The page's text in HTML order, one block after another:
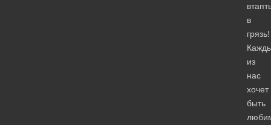
в
грязь!
из
нас
хочет
быть